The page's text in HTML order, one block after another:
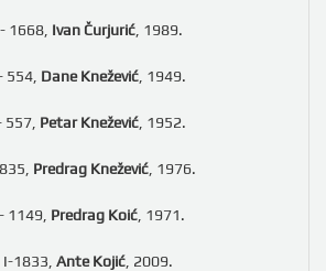
1668, Ivan Čurjurić , 1989.
554, Dane Knežević, 1949.
557, Petar Knežević , 1952.
Predrag Knežević, 1976.
1149, Predrag Koić, 1971.
I-1833, Ante Kojić, 2009.